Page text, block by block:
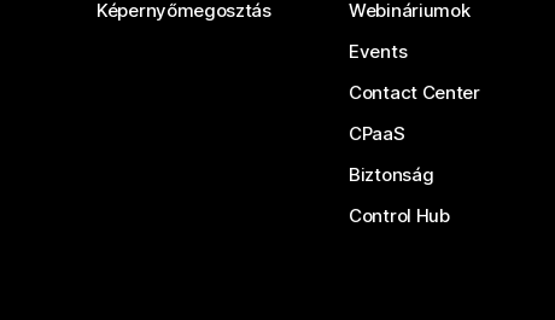
Képernyőmegosztás
Webináriumok
Events
Contact Center
CPaaS
Biztonság
Control Hub